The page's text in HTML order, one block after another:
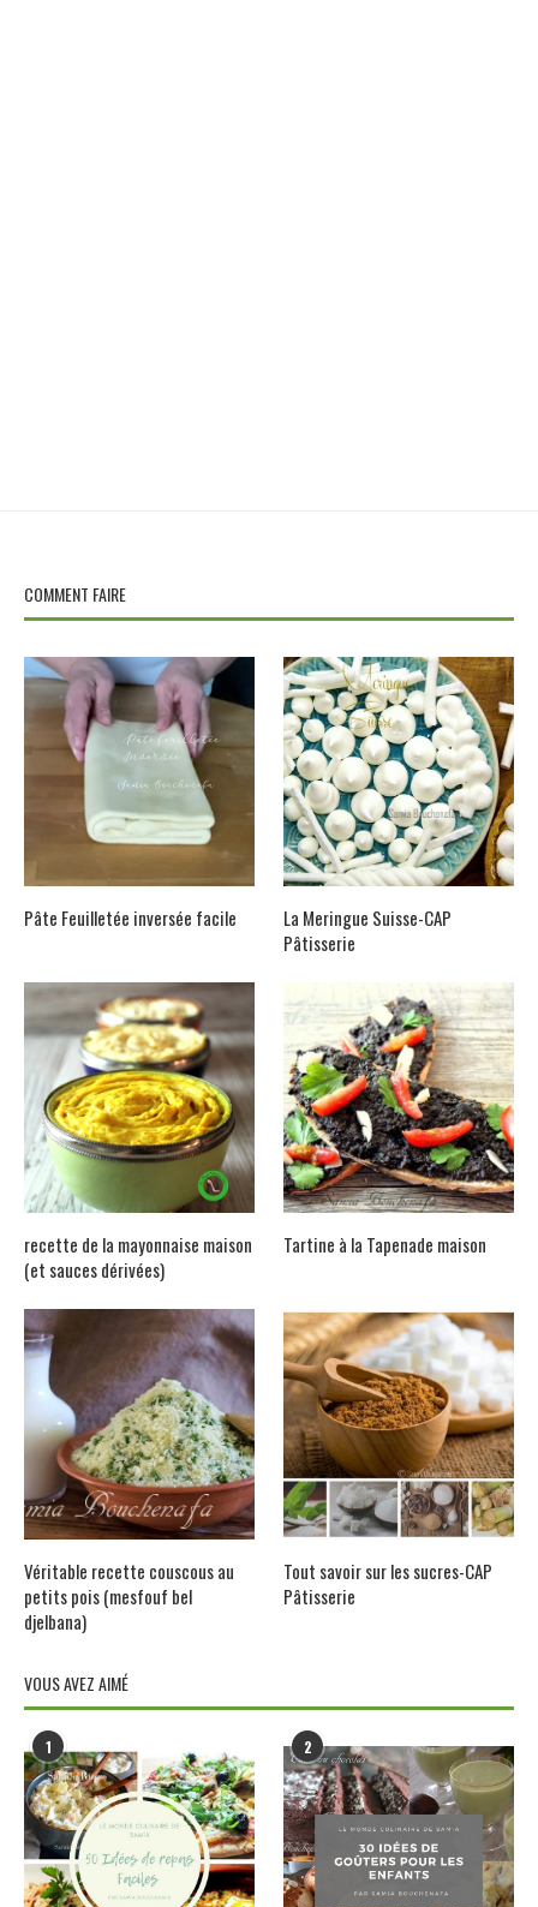
COMMENT FAIRE
Pâte Feuilletée inversée facile
La Meringue Suisse-CAP
Pâtisserie
recette de la mayonnaise maison
(et sauces dérivées)
Tartine à la Tapenade maison
Véritable recette couscous au
petits pois (mesfouf bel
djelbana)
Tout savoir sur les sucres-CAP
Pâtisserie
VOUS AVEZ AIMÉ
1 2